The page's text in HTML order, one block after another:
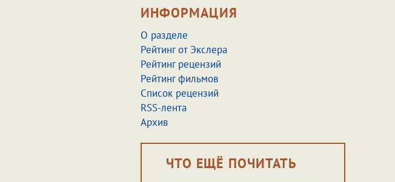
ИНФОРМАЦИЯ
О разделе
Рейтинг от Экслера
Рейтинг рецензий
Рейтинг фильмов
Список рецензий
RSS-лента
Архив
ЧТО ЕЩЁ ПОЧИТАТЬ